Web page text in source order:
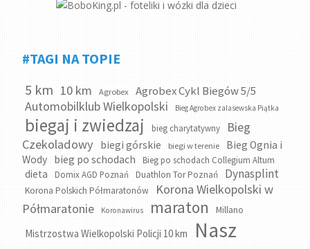
#TAGI NA TOPIE
5 km 10 km Agrobex Agrobex Cykl Biegów 5/5
Automobilklub Wielkopolski Bieg Agrobex zalasewska Piątka
biegaj i zwiedzaj bieg charytatywny
Bieg
Czekoladowy
biegi górskie biegi w terenie
Bieg Ognia i
Wody bieg po schodach Bieg po schodach Collegium Altum
dieta Domix AGD Poznań Duathlon Tor Poznań Dynasplint
Korona Polskich Półmaratonów
Korona Wielkopolski w
Półmaratonie
Koronawirus maraton Millano
Mistrzostwa Wielkopolski Policji 10 km
Nasz